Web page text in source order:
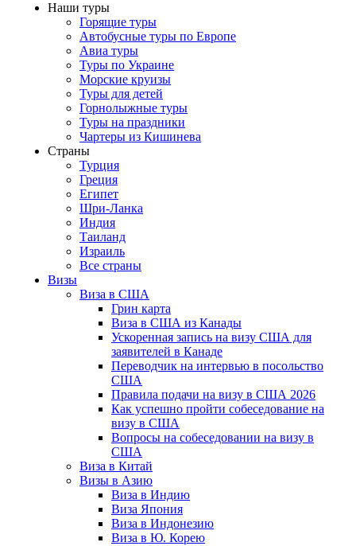
Наши туры
Горящие туры
Автобусные туры по Европе
Авиа туры
Туры по Украине
Морские круизы
Туры для детей
Горнолыжные туры
Туры на праздники
Чартеры из Кишинева
Страны
Турция
Греция
Египет
Шри-Ланка
Индия
Таиланд
Израиль
Все страны
Визы
Виза в США
Грин карта
Виза в США из Канады
Ускоренная запись на визу США для
заявителей в Канаде
Переводчик на интервью в посольство
США
Правила подачи на визу в США 2026
Как успешно пройти собеседование на
визу в США
Вопросы на собеседовании на визу в
США
Виза в Китай
Визы в Азию
Виза в Индию
Виза Япония
Виза в Индонезию
Виза в Ю. Корею